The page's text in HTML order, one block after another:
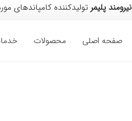
نیرومند پلیمر تولیدکننده کامپاندهای
صفحه اصلی محصولات